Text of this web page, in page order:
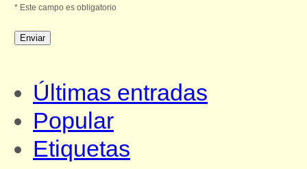
* Este campo es obligatorio
Últimas entradas
Popular
Etiquetas